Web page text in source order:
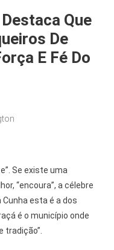
Que
De
E Fé Do
Se existe uma
“encoura”, a célebre
esta é a dos
é o município onde
tradição”.